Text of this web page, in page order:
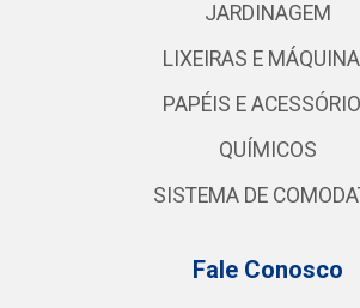
JARDINAGEM
LIXEIRAS E
PAPÉIS E
QUÍMICOS
SISTEMA DE
Fale Conosco